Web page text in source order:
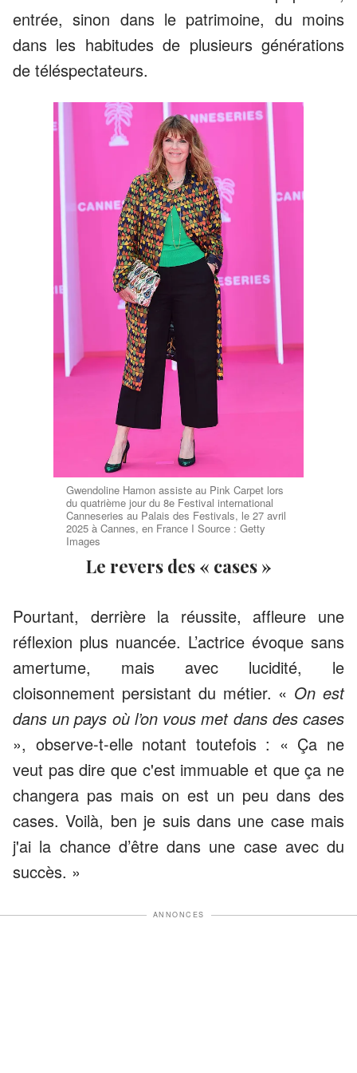
entrée, sinon dans le patrimoine, du moins
dans les habitudes de plusieurs générations
de téléspectateurs.
Gwendoline Hamon assiste au Pink Carpet lors
du quatrième jour du 8e Festival international
Canneseries au Palais des Festivals, le 27 avril
2025 à Cannes, en France I Source : Getty
Images
Le revers des « cases »
Pourtant, derrière la réussite, affleure une
réflexion plus nuancée. L’actrice évoque sans
amertume, mais avec lucidité, le
cloisonnement persistant du métier. « On est
dans un pays où l’on vous met dans des cases
», observe-t-elle notant toutefois : « Ça ne
veut pas dire que c'est immuable et que ça ne
changera pas mais on est un peu dans des
cases. Voilà, ben je suis dans une case mais
j'ai la chance d’être dans une case avec du
succès. »
ANNONCES